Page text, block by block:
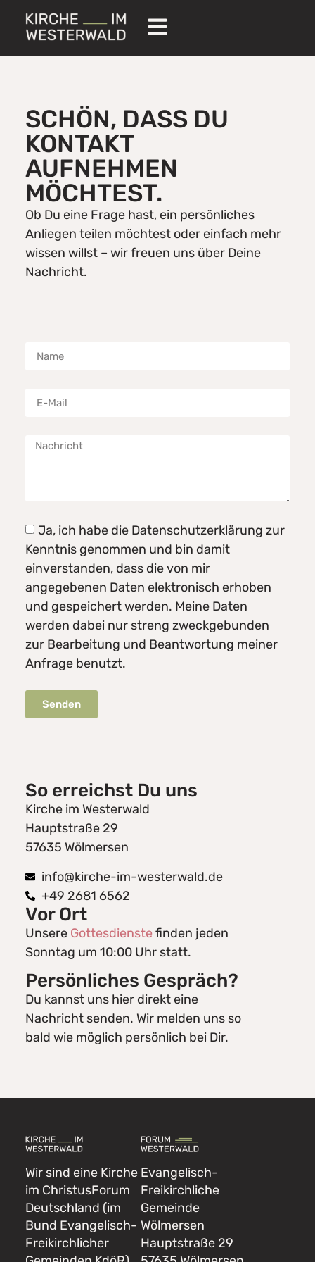
SCHÖN, DASS DU
KONTAKT
AUFNEHMEN
MÖCHTEST.
Ob Du eine Frage hast, ein persönliches
Anliegen teilen möchtest oder einfach mehr
wissen willst – wir freuen uns über Deine
Nachricht.
So erreichst Du uns
Kirche im Westerwald
Hauptstraße 29
57635 Wölmersen
info@kirche-im-westerwald.de
+49 2681 6562
Vor Ort
Unsere Gottesdienstefinden jeden
Sonntag um 10:00 Uhr statt.
Persönliches Gespräch?
Du kannst uns hier direkt eine
Nachricht senden. Wir melden uns so
bald wie möglich persönlich bei Dir.
Ja, ich habe die Datenschutzerklärung zur
Kenntnis genommen und bin damit
einverstanden, dass die von mir
angegebenen Daten elektronisch erhoben
und gespeichert werden. Meine Daten
werden dabei nur streng zweckgebunden
zur Bearbeitung und Beantwortung meiner
Anfrage benutzt.
Senden
Wir sind eine Kirche
im ChristusForum
Deutschland (im
Bund Evangelisch-
Freikirchlicher
Evangelisch-
Freikirchliche
Gemeinde
Wölmersen
Hauptstraße 29